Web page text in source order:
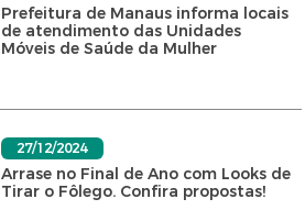
Prefeitura de Manaus informa locais
de atendimento das Unidades
Móveis de Saúde da Mulher
27/12/2024
Arrase no Final de Ano com Looks de
Tirar o Fôlego. Confira propostas!